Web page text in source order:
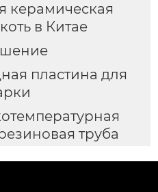
керамическая
в Китае
пластина для
труба